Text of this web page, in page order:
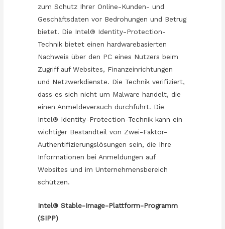
zum Schutz Ihrer Online-Kunden- und
Geschäftsdaten vor Bedrohungen und Betrug
bietet. Die Intel® Identity-Protection-
Technik bietet einen hardwarebasierten
Nachweis über den PC eines Nutzers beim
Zugriff auf Websites, Finanzeinrichtungen
und Netzwerkdienste. Die Technik verifiziert,
dass es sich nicht um Malware handelt, die
einen Anmeldeversuch durchführt. Die
Intel® Identity-Protection-Technik kann ein
wichtiger Bestandteil von Zwei-Faktor-
Authentifizierungslösungen sein, die Ihre
Informationen bei Anmeldungen auf
Websites und im Unternehmensbereich
schützen.
Intel® Stable-Image-Plattform-Programm
(SIPP)